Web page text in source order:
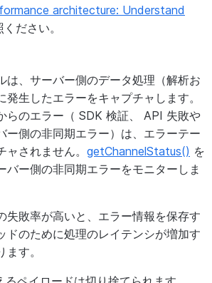
architecture: Understand
ださい。
は、サーバー側のデータ処理（解析お
発生したエラーをキャプチャします。
らのエラー（ SDK 検証、 API 失敗や
ー側の非同期エラー）は、エラーテー
されません。 getChannelStatus() を
バー側の非同期エラーをモニターしま
失敗率が高いと、エラー情報を保存す
ドのために処理のレイテンシが増加す
す。